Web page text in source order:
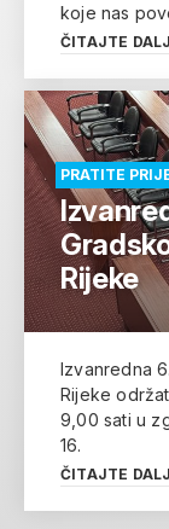
koje nas
ČITAJTE
PRATITE
Rijeke
Izvanredna
Rijeke
9,00 sati u
16.
ČITAJTE